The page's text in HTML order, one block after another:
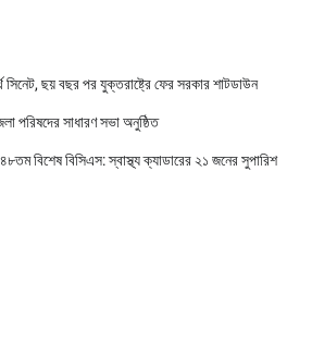
সিনেট, ছয় বছর পর যুক্তরাষ্ট্রে ফের সরকার শাটডাউন
পরিষদের সাধারণ সভা অনুষ্ঠিত
৪৮তম বিশেষ বিসিএস: স্বাস্থ্য ক্যাডারের ২১ জনের সুপারিশ